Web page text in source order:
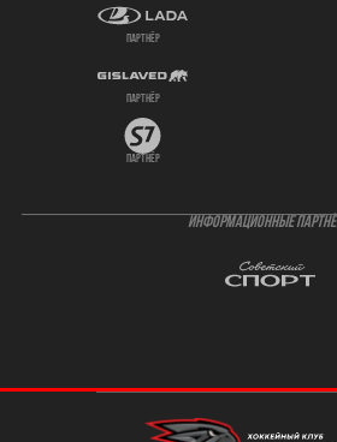
партнёр
партнёр
партнёр
ИНФОРМАЦИОННЫЕ